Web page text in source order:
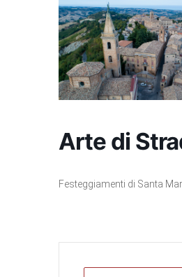
Arte di
Festeggiamenti di Santa